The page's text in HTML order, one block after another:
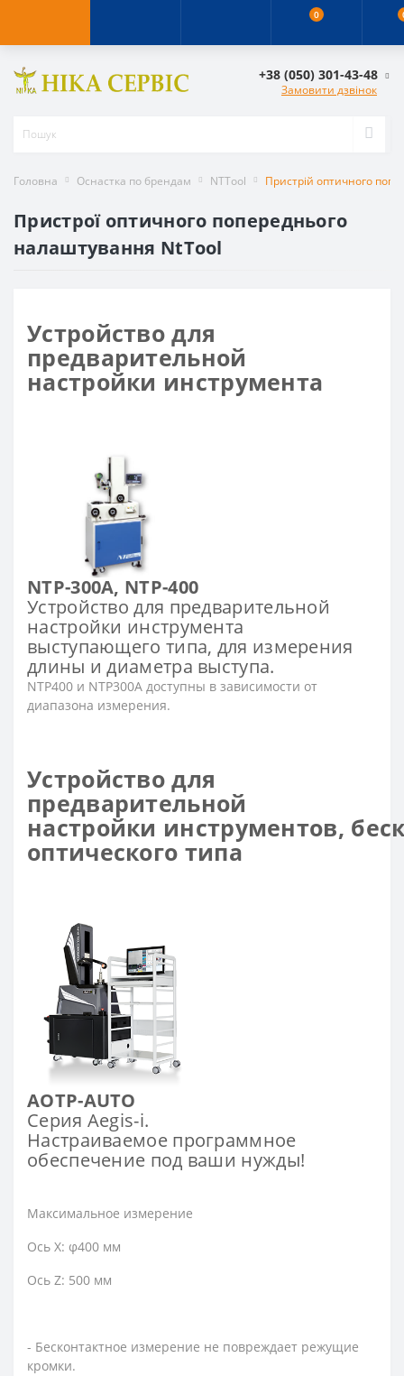
0
+38 (050) 301-43-48
Замовити дзвінок
Головна Оснастка по брендам NTTool Пристрій оптичного
Пристрої оптичного попереднього
налаштування NtTool
Устройство для
предварительной
настройки инструмента
NTP-300A, NTP-400
Устройство для предварительной
настройки инструмента
выступающего типа, для измерения
длины и диаметра выступа.
NTP400 и NTP300A доступны в зависимости от
диапазона измерения.
Устройство для
предварительной
настройки инструментов,
оптического типа
AOTP-AUTO
Серия Aegis-i.
Настраиваемое программное
обеспечение под ваши нужды!
Максимальное измерение
Ось X: φ400 мм
Ось Z: 500 мм
- Бесконтактное измерение не повреждает режущие
кромки.